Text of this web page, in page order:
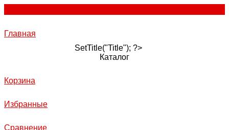
Главная
SetTitle("Title"); ?>
Каталог
Корзина
Избранные
Сравнение